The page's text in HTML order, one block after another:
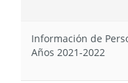
Información de
Años 2021-2022